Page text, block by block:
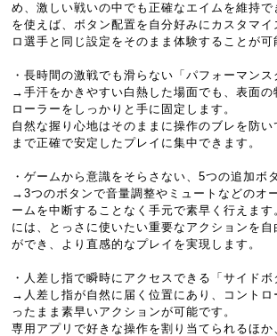
め、激しい戦いの中でも正確なエイムを維持で
を使えば、ボタン配置を自分好みにカスタマ
ロ選手と同じ設定をそのまま体験することが可
・長時間の激戦でも滑らない「パフォーマンス
→手汗をかきやすい白熱した場面でも、表面の
ローラーをしっかりと手に固定します。
自然な握り心地はそのままに操作のブレを防
まで正確で安定したプレイに集中できます。
・ゲームから意識をそらさない、5つの追加ボ
→3つのボタンで音量調整やミュートなどのオ
ームを中断することなく手元で素早く行えます
には、とっさに使いたい重要なアクションを自
ができ、より直感的なプレイを実現します。
・人差し指で瞬時にアクセスできる「サイドボ
→人差し指が自然に届く位置にあり、コントロ
ったまま素早いアクションが可能です。
専用アプリで好きな操作を割り当てられるほか